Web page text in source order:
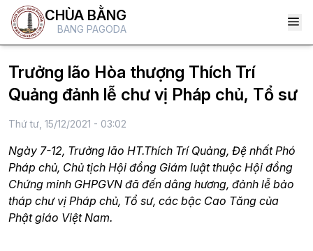
CHÙA BẰNG
BANG PAGODA
Trưởng lão Hòa thượng Thích Trí
Quảng đảnh lễ chư vị Pháp chủ, Tổ sư
Thứ tư, 15/12/2021 - 03:02
Ngày 7-12, Trưởng lão HT.Thích Trí Quảng, Đệ nhất Phó
Pháp chủ, Chủ tịch Hội đồng Giám luật thuộc Hội đồng
Chứng minh GHPGVN đã đến dâng hương, đảnh lễ bảo
tháp chư vị Pháp chủ, Tổ sư, các bậc Cao Tăng của
Phật giáo Việt Nam.